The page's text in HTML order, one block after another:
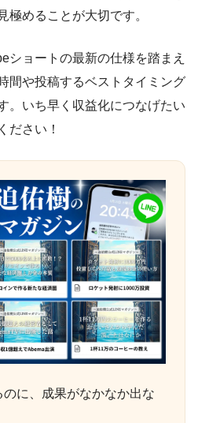
極めることが大切です。
ショートの最新の仕様を踏まえ
間や投稿するベストタイミング
。いち早く収益化につなげたい
ださい！
のに、成果がなかなか出な